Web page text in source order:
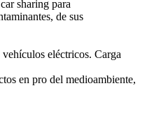
Carga